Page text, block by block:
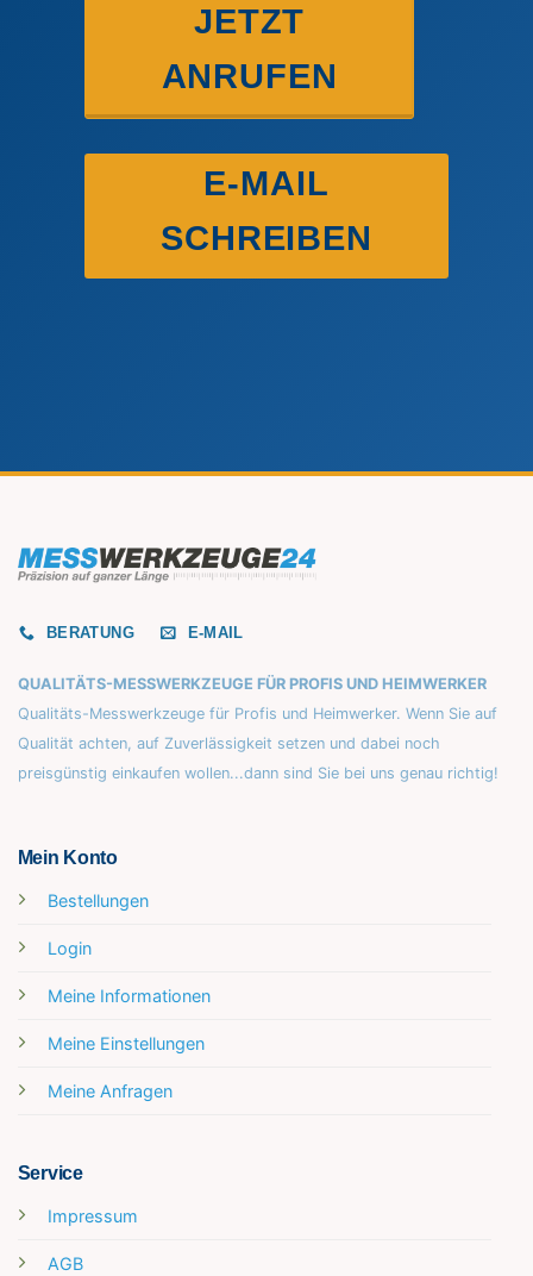
JETZT
ANRUFEN
E-MAIL
SCHREIBEN
BERATUNG E-MAIL
QUALITÄTS-MESSWERKZEUGE FÜR PROFIS UND HEIMWERKER
Qualitäts-Messwerkzeuge für Profis und Heimwerker. Wenn Sie auf
Qualität achten, auf Zuverlässigkeit setzen und dabei noch
preisgünstig einkaufen wollen...dann sind Sie bei uns genau richtig!
Mein Konto
Bestellungen
Login
Meine Informationen
Meine Einstellungen
Meine Anfragen
Service
Impressum
AGB